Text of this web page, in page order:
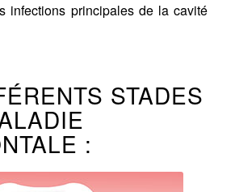
infections principales de la cavité
STADES
: